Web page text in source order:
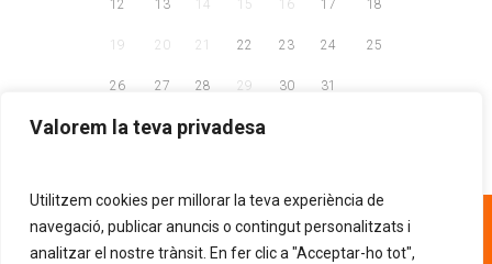
Valorem la teva privadesa
Utilitzem cookies per millorar la teva experiència de
navegació, publicar anuncis o contingut personalitzats i
analitzar el nostre trànsit. En fer clic a "Acceptar-ho tot",
12 13 14 15 16 17 18
19 20 21 22 23 24 25
26 27 28 29 30 31
93 268 81 30